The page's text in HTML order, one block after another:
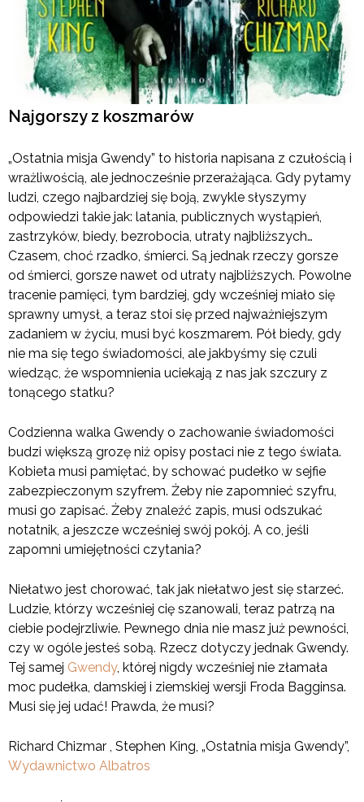
Najgorszy z koszmarów
„Ostatnia misja Gwendy” to historia napisana z czułością i
wrażliwością, ale jednocześnie przerażająca. Gdy pytamy
ludzi, czego najbardziej się boją, zwykle słyszymy
odpowiedzi takie jak: latania, publicznych wystąpień,
zastrzyków, biedy, bezrobocia, utraty najbliższych…
Czasem, choć rzadko, śmierci. Są jednak rzeczy gorsze
od śmierci, gorsze nawet od utraty najbliższych. Powolne
tracenie pamięci, tym bardziej, gdy wcześniej miało się
sprawny umysł, a teraz stoi się przed najważniejszym
zadaniem w życiu, musi być koszmarem. Pół biedy, gdy
nie ma się tego świadomości, ale jakbyśmy się czuli
wiedząc, że wspomnienia uciekają z nas jak szczury z
tonącego statku?
Codzienna walka Gwendy o zachowanie świadomości
budzi większą grozę niż opisy postaci nie z tego świata.
Kobieta musi pamiętać, by schować pudełko w sejfie
zabezpieczonym szyfrem. Żeby nie zapomnieć szyfru,
musi go zapisać. Żeby znaleźć zapis, musi odszukać
notatnik, a jeszcze wcześniej swój pokój. A co, jeśli
zapomni umiejętności czytania?
Niełatwo jest chorować, tak jak niełatwo jest się starzeć.
Ludzie, którzy wcześniej cię szanowali, teraz patrzą na
ciebie podejrzliwie. Pewnego dnia nie masz już pewności,
czy w ogóle jesteś sobą. Rzecz dotyczy jednak Gwendy.
Tej samej Gwendy, której nigdy wcześniej nie złamała
moc pudełka, damskiej i ziemskiej wersji Froda Bagginsa.
Musi się jej udać! Prawda, że musi?
Richard Chizmar , Stephen King, „Ostatnia misja Gwendy”,
Wydawnictwo Albatros